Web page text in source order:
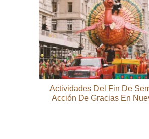
Actividades Del Fin De
Acción De Gracias En